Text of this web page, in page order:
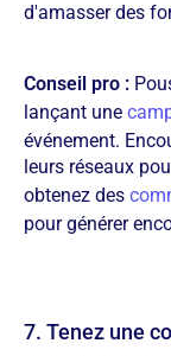
d'amasser des
Conseil pro :
lançant une
événement.
leurs réseaux
obtenez des
pour générer
7. Tenez une